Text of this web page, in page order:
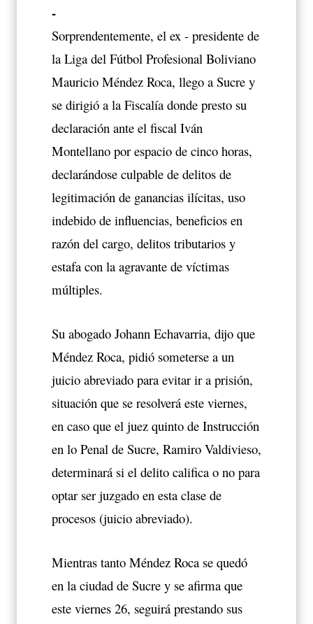
-
Sorprendentemente, el ex - presidente de
la Liga del Fútbol Profesional Boliviano
Mauricio Méndez Roca, llego a Sucre y
se dirigió a la Fiscalía donde presto su
declaración ante el fiscal Iván
Montellano por espacio de cinco horas,
declarándose culpable de delitos de
legitimación de ganancias ilícitas, uso
indebido de influencias, beneficios en
razón del cargo, delitos tributarios y
estafa con la agravante de víctimas
múltiples.
Su abogado Johann Echavarria, dijo que
Méndez Roca, pidió someterse a un
juicio abreviado para evitar ir a prisión,
situación que se resolverá este viernes,
en caso que el juez quinto de Instrucción
en lo Penal de Sucre, Ramiro Valdivieso,
determinará si el delito califica o no para
optar ser juzgado en esta clase de
procesos (juicio abreviado).
Mientras tanto Méndez Roca se quedó
en la ciudad de Sucre y se afirma que
este viernes 26, seguirá prestando sus